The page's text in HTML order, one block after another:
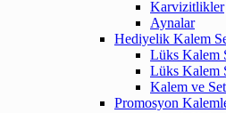
Karvizitlikler
Aynalar
Hediyelik Kalem
Lüks Kalem
Lüks Kalem
Kalem ve
Promosyon